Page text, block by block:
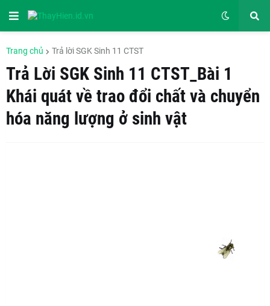
Trang chủ Trả lời SGK Sinh 11 CTST
Trả Lời SGK Sinh 11 CTST_Bài 1
Khái quát về trao đổi chất và chuyển
hóa năng lượng ở sinh vật